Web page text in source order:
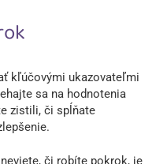
kľúčovými ukazovateľmi
sa na hodnotenia
zistili, či spĺňate
či robíte pokrok, je